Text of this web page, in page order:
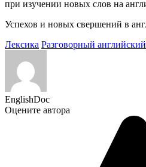
при изучении новых слов на
Успехов и новых свершений в
Лексика Разговорный английский
EnglishDoc
Оцените автора